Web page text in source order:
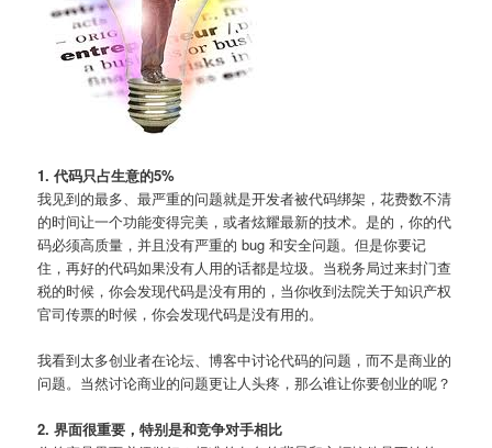
1. 代码只占生意的5%
我见到的最多、最严重的问题就是开发者被代码绑架，花费数不清
的时间让一个功能变得完美，或者炫耀最新的技术。是的，你的代
码必须高质量，并且没有严重的 bug 和安全问题。但是你要记
住，再好的代码如果没有人用的话都是垃圾。当税务局过来封门查
税的时候，你会发现代码是没有用的，当你收到法院关于知识产权
官司传票的时候，你会发现代码是没有用的。
我看到太多创业者在论坛、博客中讨论代码的问题，而不是商业的
问题。当然讨论商业的问题更让人头疼，那么谁让你要创业的呢？
2. 界面很重要，特别是和竞争对手相比